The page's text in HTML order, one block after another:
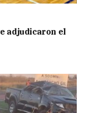
adjudicaron el